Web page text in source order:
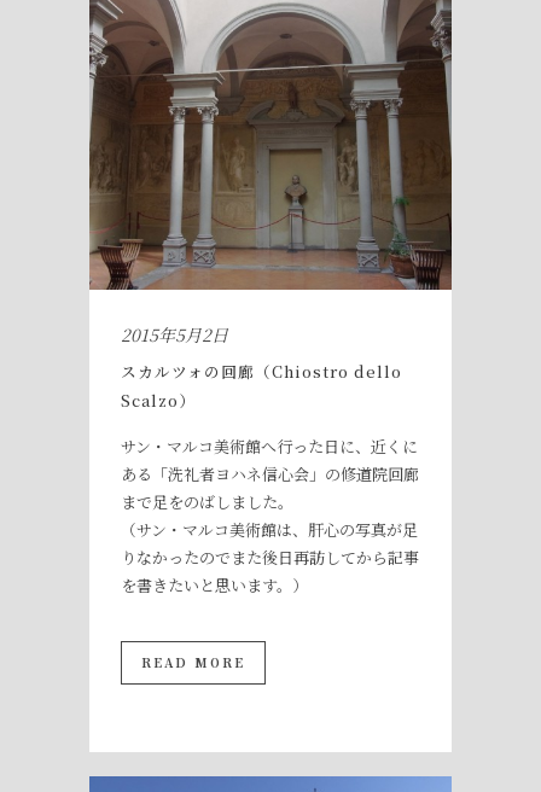
2015年5月2日
スカルツォの回廊（Chiostro dello
Scalzo）
サン・マルコ美術館へ行った日に、近くに
ある「洗礼者ヨハネ信心会」の修道院回廊
まで足をのばしました。
（サン・マルコ美術館は、肝心の写真が足
りなかったのでまた後日再訪してから記事
を書きたいと思います。）
READ MORE